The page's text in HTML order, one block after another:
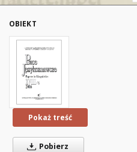
OBIEKT
Pokaż treść
Pobierz